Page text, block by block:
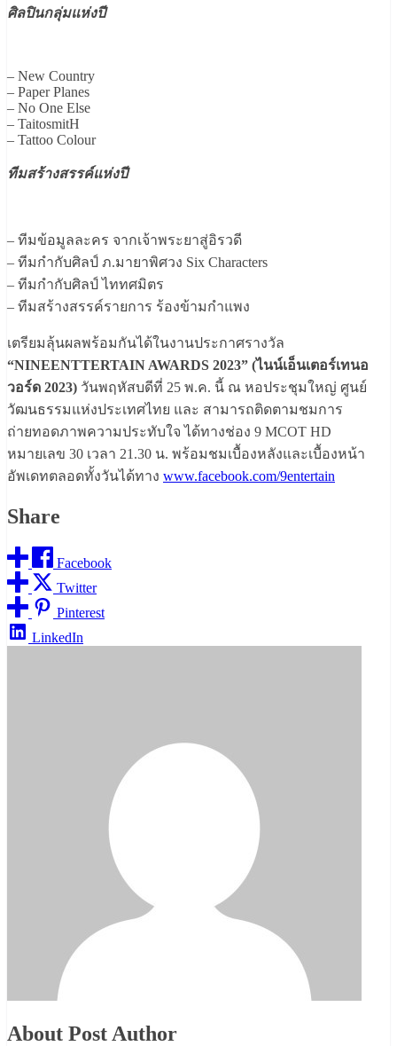
ศิลปินกลุ่มแห่งปี
– New Country
– Paper Planes
– No One Else
– TaitosmitH
– Tattoo Colour
ทีมสร้างสรรค์แห่งปี
– ทีมข้อมูลละคร จากเจ้าพระยาสู่อิรวดี
– ทีมกำกับศิลป์ ภ.มายาพิศวง Six Characters
– ทีมกำกับศิลป์ ไททศมิตร
– ทีมสร้างสรรค์รายการ ร้องข้ามกำแพง
เตรียมลุ้นผลพร้อมกันได้ในงานประกาศรางวัล
“NINEENTTERTAIN AWARDS 2023” (ไนน์เอ็นเตอร์เทนอ
วอร์ด 2023) วันพฤหัสบดีที่ 25 พ.ค. นี้ ณ หอประชุมใหญ่ ศูนย์
วัฒนธรรมแห่งประเทศไทย และ สามารถติดตามชมการ
ถ่ายทอดภาพความประทับใจ ได้ทางช่อง 9 MCOT HD
หมายเลข 30 เวลา 21.30 น. พร้อมชมเบื้องหลังและเบื้องหน้า
อัพเดทตลอดทั้งวันได้ทาง www.facebook.com/9entertain
Share
Facebook
Twitter
Pinterest
LinkedIn
About Post Author